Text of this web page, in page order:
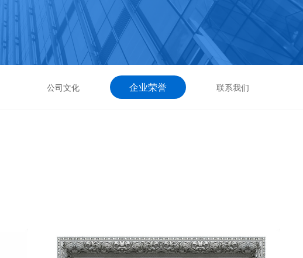
公司文化 企业荣誉 联系我们